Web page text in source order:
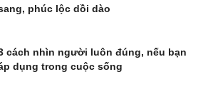
phúc lộc dồi dào
cách nhìn người luôn đúng, nếu bạn
dụng trong cuộc sống